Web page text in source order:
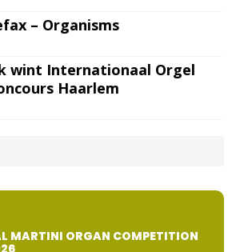
– Organisms
wint Internationaal Orgel
Haarlem
MARTINI ORGAN COMPETITION